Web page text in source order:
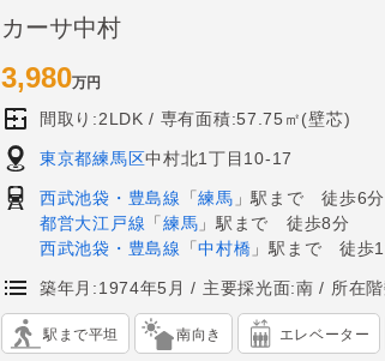
カーサ中村
3,980万円
間取り:2LDK 専有面積:57.75㎡(壁芯)
東京都練馬区中村北1丁目10-17
西武池袋・豊島線 「練馬 」駅まで 徒歩6分
都営大江戸線 「 練馬 」駅まで 徒歩8分
西武池袋・豊島線
「中村橋 」駅まで 徒歩
築年月:1974年5月 主要採光面:南 所在
駅まで平坦 南向き エレベーター